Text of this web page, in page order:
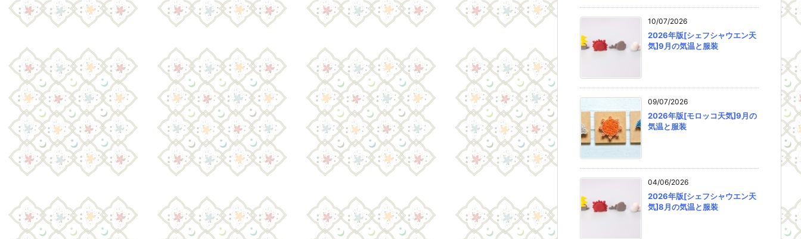
10/07/2026
2026年版[シェフシャウエン天
気]9月の気温と服装
09/07/2026
2026年版[モロッコ天気]9月の
気温と服装
04/06/2026
2026年版[シェフシャウエン天
気]8月の気温と服装